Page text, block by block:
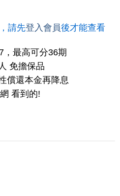
請先登入會員後才能查看
，最高可分36期
免擔保品
償還本金再降息
看到的!